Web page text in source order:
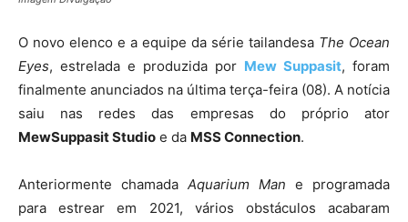
O novo elenco e a equipe da série tailandesa The Ocean
Eyes, estrelada e produzida por Mew Suppasit, foram
finalmente anunciados na última terça-feira (08). A notícia
saiu nas redes das empresas do próprio ator
MewSuppasit Studio e da MSS Connection.
Anteriormente chamada Aquarium Man e programada
para estrear em 2021, vários obstáculos acabaram